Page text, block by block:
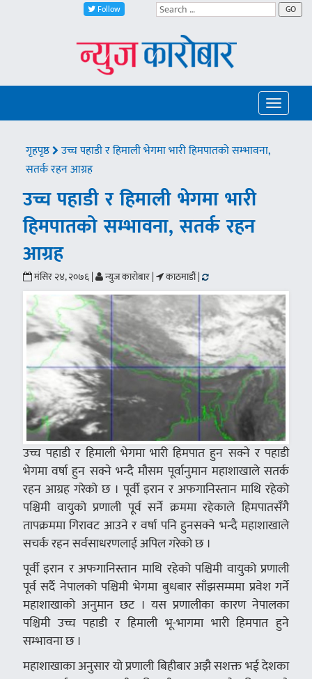
Follow GO
Toggle
गृहपृष्ठ
उच्च पहाडी र हिमाली भेगमा भारी हिमपातको सम्भावना,
सतर्क रहन आग्रह
उच्च पहाडी र हिमाली भेगमा भारी
हिमपातको सम्भावना, सतर्क रहन
आग्रह
मंसिर २४, २०७६ | न्युज कारोबार | काठमाडौं |
उच्च पहाडी र हिमाली भेगमा भारी हिमपात हुन सक्ने र पहाडी
भेगमा वर्षा हुन सक्ने भन्दै मौसम पूर्वानुमान महाशाखाले सतर्क
रहन आग्रह गरेको छ । पूर्वी इरान र अफगानिस्तान माथि रहेको
पश्चिमी वायुको प्रणाली पूर्व सर्ने क्रममा रहेकाले हिमपातसँगै
तापक्रममा गिरावट आउने र वर्षा पनि हुनसक्ने भन्दै महाशाखाले
सचर्क रहन सर्वसाधरणलाई अपिल गरेको छ ।
पूर्वी इरान र अफगानिस्तान माथि रहेको पश्चिमी वायुको प्रणाली
पूर्व सर्दै नेपालको पश्चिमी भेगमा बुधबार साँझसम्ममा प्रवेश गर्ने
महाशाखाको अनुमान छट । यस प्रणालीका कारण नेपालका
पश्चिमी उच्च पहाडी र हिमाली भू-भागमा भारी हिमपात हुने
सम्भावना छ ।
महाशाखाका अनुसार यो प्रणाली बिहीबार अझै सशक्त भई देशका